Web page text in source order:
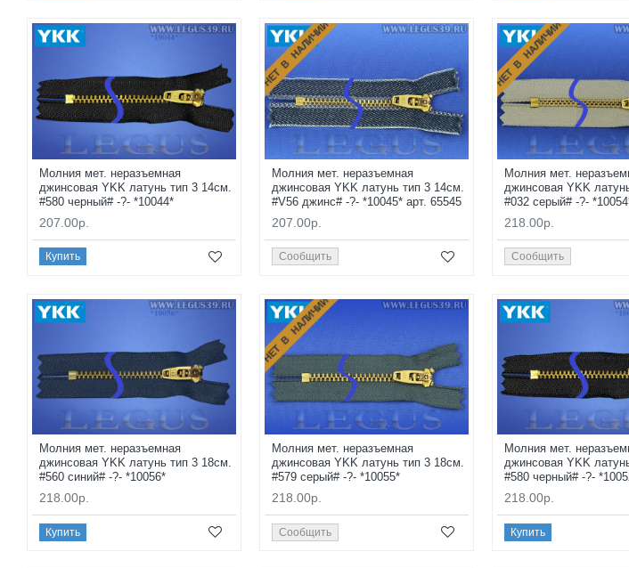
Молния мет. неразъемная
джинсовая YKK латунь тип 3 14см.
#580 черный# -?- *10044*
207.00р.
Купить
НЕТ В НАЛИЧИИ
Молния мет. неразъемная
джинсовая YKK латунь тип 3 14см.
#V56 джинс# -?- *10045* арт. 65545
207.00р.
Сообщить
НЕТ В НАЛИЧИИ
Молния мет.
джинсовая YKK
#032 серый# -?-
218.00р.
Сообщить
Молния мет. неразъемная
джинсовая YKK латунь тип 3 18см.
#560 синий# -?- *10056*
218.00р.
Купить
НЕТ В НАЛИЧИИ
Молния мет. неразъемная
джинсовая YKK латунь тип 3 18см.
#579 серый# -?- *10055*
218.00р.
Сообщить
Молния мет.
джинсовая YKK
#580 черный# -?-
218.00р.
Купить